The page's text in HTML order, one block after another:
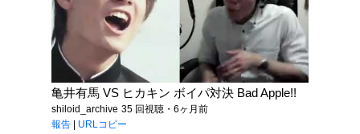
亀井有馬 VS ヒカキン ボイパ対決 Bad Apple!!
shiloid_archive 35 回視聴・6ヶ月前
報告
URLコピー